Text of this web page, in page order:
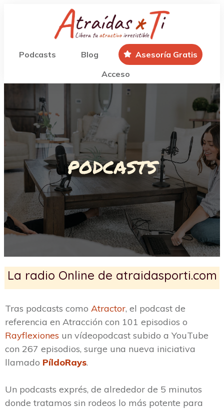
Podcasts Blog
Asesoría Gratis
Acceso
podcasts
La radio Online de atraidasporti.com
Tras podcasts como Atractor, el podcast de
referencia en Atracción con 101 episodios o
Rayflexiones un vídeopodcast subido a YouTube
con 267 episodios, surge una nueva iniciativa
llamado PíldoRays.
Un podcasts exprés, de alrededor de 5 minutos
donde tratamos sin rodeos lo más potente para